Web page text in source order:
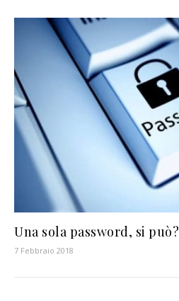
Una sola password, si può?
7 Febbraio 2018